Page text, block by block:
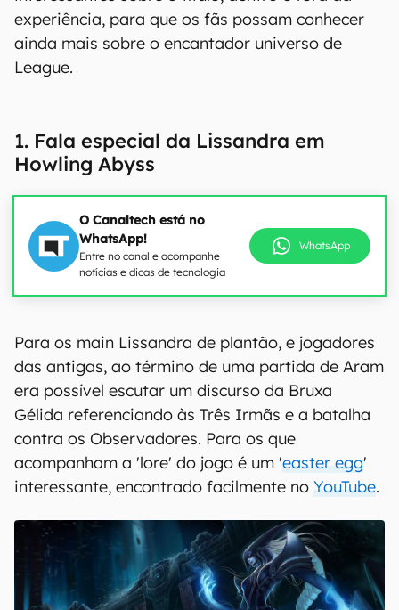
experiência, para que os fãs possam conhecer
ainda mais sobre o encantador universo de
League.
1. Fala especial da Lissandra em
Howling Abyss
O Canaltech está no
WhatsApp!
Entre no canal e acompanhe
notícias e dicas de tecnologia
WhatsApp
Para os main Lissandra de plantão, e jogadores
das antigas, ao término de uma partida de Aram
era possível escutar um discurso da Bruxa